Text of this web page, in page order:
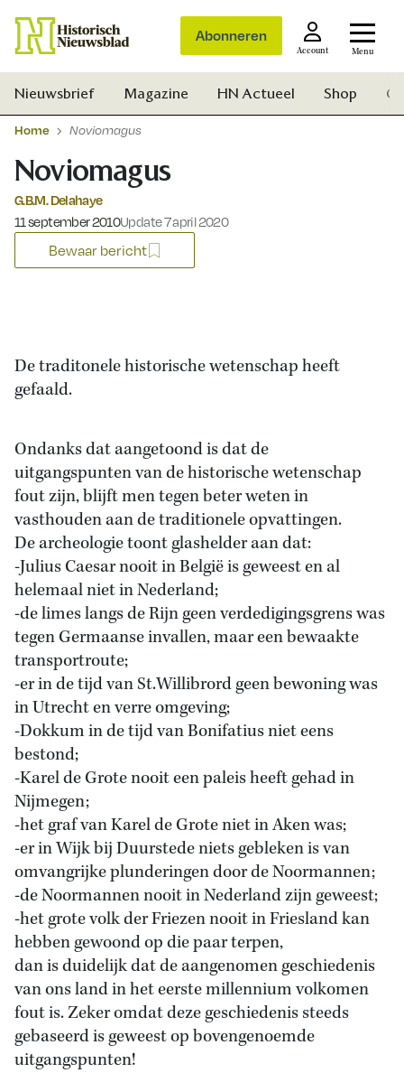
Abonneren
Account Menu
Nieuwsbrief Magazine HN Actueel Shop
Home Noviomagus
Noviomagus
G.B.M. Delahaye
Gepubliceerd op:
11 september 2010Update 7 april 2020
Bewaar bericht
De traditonele historische wetenschap heeft
gefaald.
Ondanks dat aangetoond is dat de
uitgangspunten van de historische wetenschap
fout zijn, blijft men tegen beter weten in
vasthouden aan de traditionele opvattingen.
De archeologie toont glashelder aan dat:
-Julius Caesar nooit in België is geweest en al
helemaal niet in Nederland;
-de limes langs de Rijn geen verdedigingsgrens was
tegen Germaanse invallen, maar een bewaakte
transportroute;
-er in de tijd van St.Willibrord geen bewoning was
in Utrecht en verre omgeving;
-Dokkum in de tijd van Bonifatius niet eens
bestond;
-Karel de Grote nooit een paleis heeft gehad in
Nijmegen;
-het graf van Karel de Grote niet in Aken was;
-er in Wijk bij Duurstede niets gebleken is van
omvangrijke plunderingen door de Noormannen;
-de Noormannen nooit in Nederland zijn geweest;
-het grote volk der Friezen nooit in Friesland kan
hebben gewoond op die paar terpen,
dan is duidelijk dat de aangenomen geschiedenis
van ons land in het eerste millennium volkomen
fout is. Zeker omdat deze geschiedenis steeds
gebaseerd is geweest op bovengenoemde
uitgangspunten!